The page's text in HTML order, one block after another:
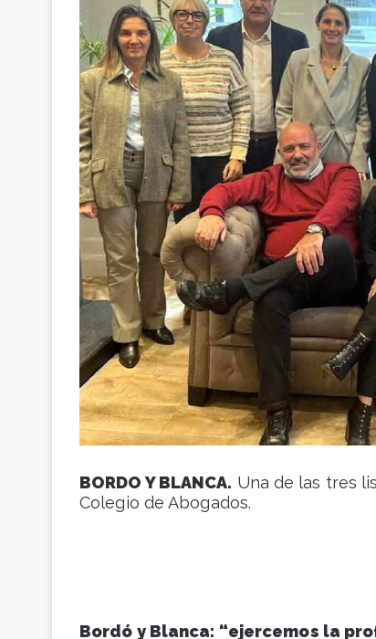
BORDO Y BLANCA. Una de las tres
Colegio de Abogados.
Bordó y Blanca: “ejercemos la